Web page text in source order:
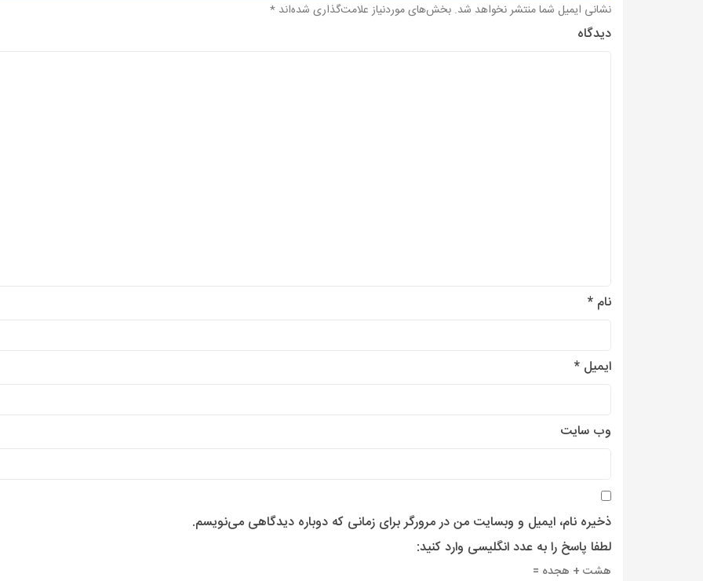
نشانی ایمیل شما منتشر نخواهد شد. بخش‌های موردنیاز علامت‌گذاری شده‌اند *
دیدگاه
نام *
ایمیل *
وب‌ سایت
ذخیره نام، ایمیل و وبسایت من در مرورگر برای زمانی که دوباره دیدگاهی می‌نویسم.
لطفا پاسخ را به عدد انگلیسی وارد کنید:
هشت + هجده =